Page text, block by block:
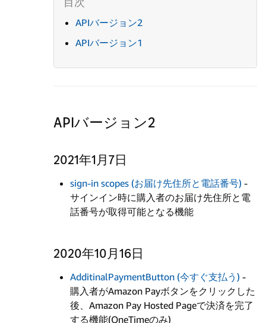
APIバージョン2
APIバージョン1
APIバージョン2
2021年1月7日
sign-in scopes (お届け先住所と電話番号) -
サインイン時に購入者のお届け先住所と電
話番号が取得可能となる機能
2020年10月16日
AdditinalPaymentButton (今すぐ支払う) -
購入者がAmazon Payボタンをクリックした
後、Amazon Pay Hosted Pageで決済を完了
する機能(OneTimeのみ)